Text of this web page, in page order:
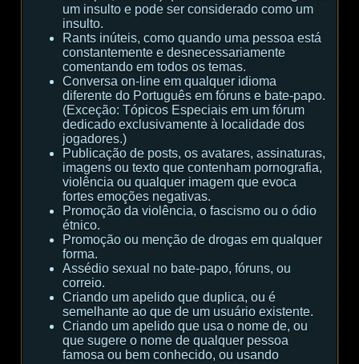
um insulto e pode ser considerado como um
insulto.
Rants inúteis, como quando uma pessoa está
constantemente e desnecessariamente
comentando em todos os temas.
Conversa on-line em qualquer idioma
diferente do Português em fóruns e bate-papo.
(Exceção: Tópicos Especiais em um fórum
dedicado exclusivamente à localidade dos
jogadores.)
Publicação de posts, os avatares, assinaturas,
imagens ou texto que contenham pornografia,
violência ou qualquer imagem que evoca
fortes emoções negativas.
Promoção da violência, o fascismo ou o ódio
étnico.
Promoção ou menção de drogas em qualquer
forma.
Assédio sexual no bate-papo, fóruns, ou
correio.
Criando um apelido que duplica, ou é
semelhante ao que de um usuário existente.
Criando um apelido que usa o nome de, ou
que sugere o nome de qualquer pessoa
famosa ou bem conhecido, ou usando